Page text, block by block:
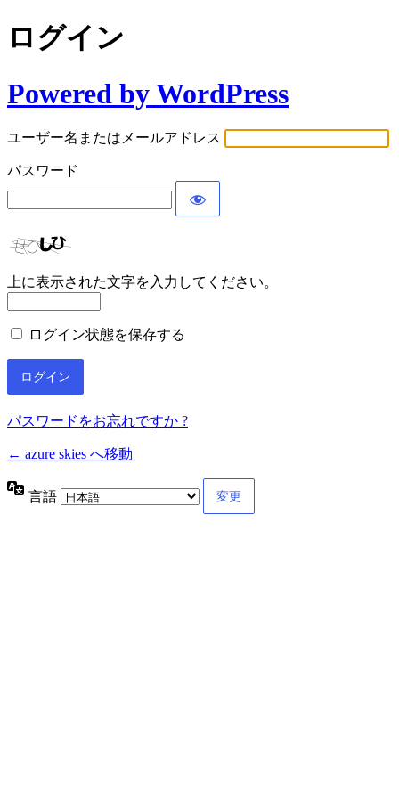
ログイン
Powered by WordPress
ユーザー名またはメールアドレス
パスワード
上に表示された文字を入力してください。
ログイン状態を保存する
パスワードをお忘れですか ?
← azure skies へ移動
言語